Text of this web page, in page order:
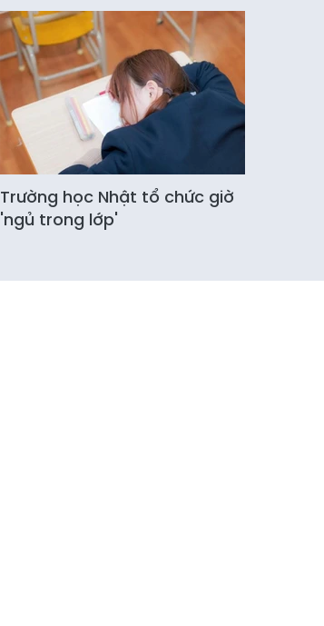
Trường học Nhật tổ chức giờ
'ngủ trong lớp'